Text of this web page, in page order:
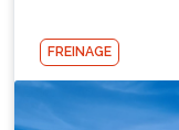
FREINAGE